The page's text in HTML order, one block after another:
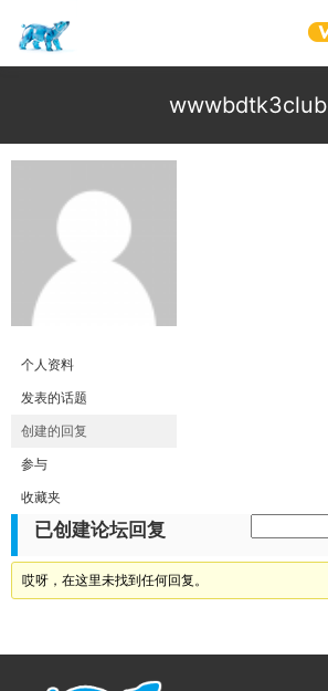
wwwbdtk3club
个人资料
发表的话题
创建的回复
参与
收藏夹
已创建论坛回复
哎呀，在这里未找到任何回复。